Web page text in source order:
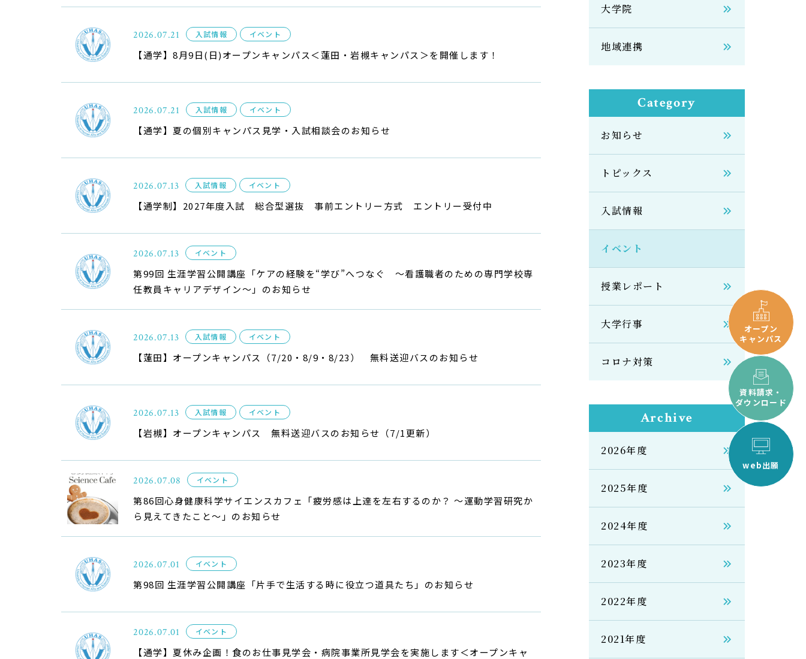
2026.07.21 入試情報 イベント
【通学】8月9日(日)オープンキャンパス＜蓮田・岩槻キャンパス＞を開催します！
2026.07.21 入試情報 イベント
【通学】夏の個別キャンパス見学・入試相談会のお知らせ
2026.07.13 入試情報 イベント
【通学制】2027年度入試 総合型選抜 事前エントリー方式 エントリー受付中
2026.07.13 イベント
第99回 生涯学習公開講座「ケアの経験を“学び”へつなぐ 〜看護職者のための専門学校専
任教員キャリアデザイン〜」のお知らせ
2026.07.13 入試情報 イベント
【蓮田】オープンキャンパス（7/20・8/9・8/23） 無料送迎バスのお知らせ
2026.07.13 入試情報 イベント
【岩槻】オープンキャンパス 無料送迎バスのお知らせ（7/1更新）
2026.07.08 イベント
第86回心身健康科学サイエンスカフェ「疲労感は上達を左右するのか？ ～運動学習研究か
ら見えてきたこと～」のお知らせ
2026.07.01 イベント
第98回 生涯学習公開講座「片手で生活する時に役立つ道具たち」のお知らせ
2026.07.01 イベント
【通学】夏休み企画！食のお仕事見学会・病院事業所見学会を実施します＜オープンキャ
大学院
地域連携
Category
お知らせ
トピックス
入試情報
イベント
授業レポート
大学行事
コロナ対策
Archive
2026年度
2025年度
2024年度
2023年度
2022年度
2021年度
オープン
キャンパス
資料請求・
ダウンロード
web出願